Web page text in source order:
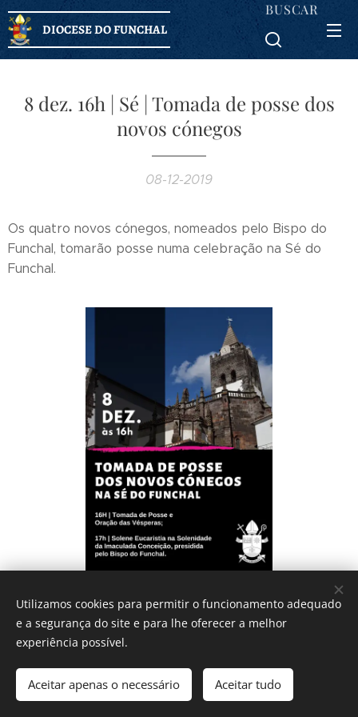
DIOCESE DO FUNCHAL
BUSCAR
8 dez. 16h | Sé | Tomada de posse dos
novos cónegos
08-12-2019
Os quatro novos cónegos, nomeados pelo Bispo do
Funchal, tomarão posse numa celebração na Sé do
Funchal.
IGREJA CATÓLICA
Diocese do Funchal - 2017
Utilizamos cookies para permitir o funcionamento adequado
e a segurança do site e para lhe oferecer a melhor
experiência possível.
Aceitar apenas o necessário Aceitar tudo